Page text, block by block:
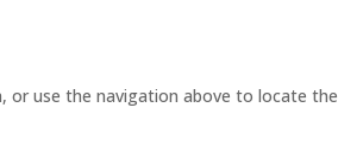
or use the navigation above to locate the